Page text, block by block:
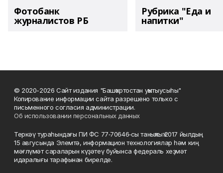
Фотобанк
журналистов РБ
Рубрика "Еда и
напитки"
© 2020-2026 Сайт издания "Башҡортостан уҡытыусыһы"
Копирование информации сайта разрешено только с
письменного согласия администрации.
Об использовании персональных данных
Теркәү тураһындағы ПИ ФС 77‑70646‑сы таныҡлыҡ 2017 йылдың
15 авгусында Элемтә, информацион технологиялар һәм киң
мәғлүмәт сараларын күҙәтеү буйынса федераль хеҙмәт
идаралығы тарафынан бирелде.